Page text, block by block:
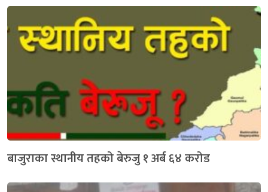
बाजुराका स्थानीय तहको बेरुजु १ अर्ब ६४ करोड